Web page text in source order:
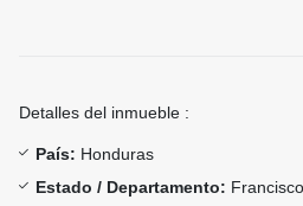
Detalles del inmueble :
País: Honduras
Estado / Departamento: